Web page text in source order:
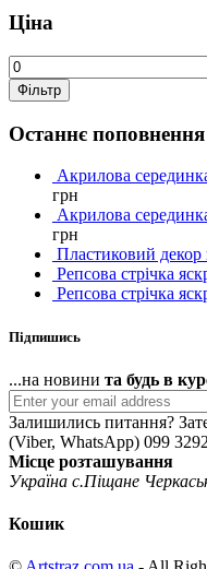
Ціна
Фільтр
Останнє поповнення
Акрилова
грн
Акрилова
грн
Пластиковий декор
Репсова стрічка
Репсова стрічка
Підпишись
...на новини та будь в
Залишились питання?
(Viber, WhatsApp) 099
Місце розташування
Україна с.Піщане
Кошик